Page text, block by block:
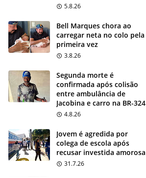
5.8.26
Bell Marques chora ao
carregar neta no colo pela
primeira vez
3.8.26
Segunda morte é
confirmada após colisão
entre ambulância de
Jacobina e carro na BR-324
4.8.26
Jovem é agredida por
colega de escola após
recusar investida amorosa
31.7.26